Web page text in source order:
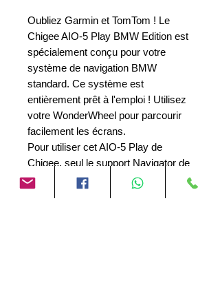
Oubliez Garmin et TomTom ! Le
Chigee AIO-5 Play BMW Edition est
spécialement conçu pour votre
système de navigation BMW
standard. Ce système est
entièrement prêt à l'emploi ! Utilisez
votre WonderWheel pour parcourir
facilement les écrans.
Pour utiliser cet AIO-5 Play de
Chigee, seul le support Navigator de
BMW est nécessaire.